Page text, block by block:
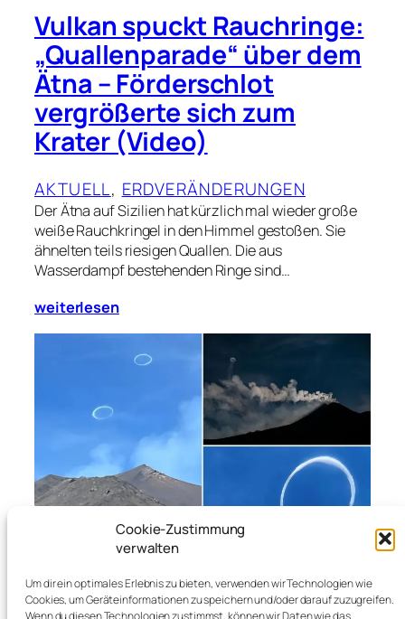
Cookie-Zustimmung
verwalten
Um dir ein optimales Erlebnis zu bieten, verwenden wir Technologien wie
Cookies, um Geräteinformationen zu speichern und/oder darauf zuzugreifen.
Wenn du diesen Technologien zustimmst, können wir Daten wie das
Vulkan spuckt Rauchringe:
„Quallenparade“ über dem
Ätna – Förderschlot
vergrößerte sich zum
Krater (Video)
AKTUELL, ERDVERÄNDERUNGEN
Der Ätna auf Sizilien hat kürzlich mal wieder große
weiße Rauchkringel in den Himmel gestoßen. Sie
ähnelten teils riesigen Quallen. Die aus
Wasserdampf bestehenden Ringe sind…
weiterlesen